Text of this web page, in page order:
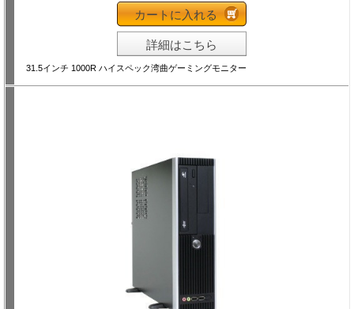
カートに入れる
詳細はこちら
31.5インチ 1000R ハイスペック湾曲ゲーミングモニター